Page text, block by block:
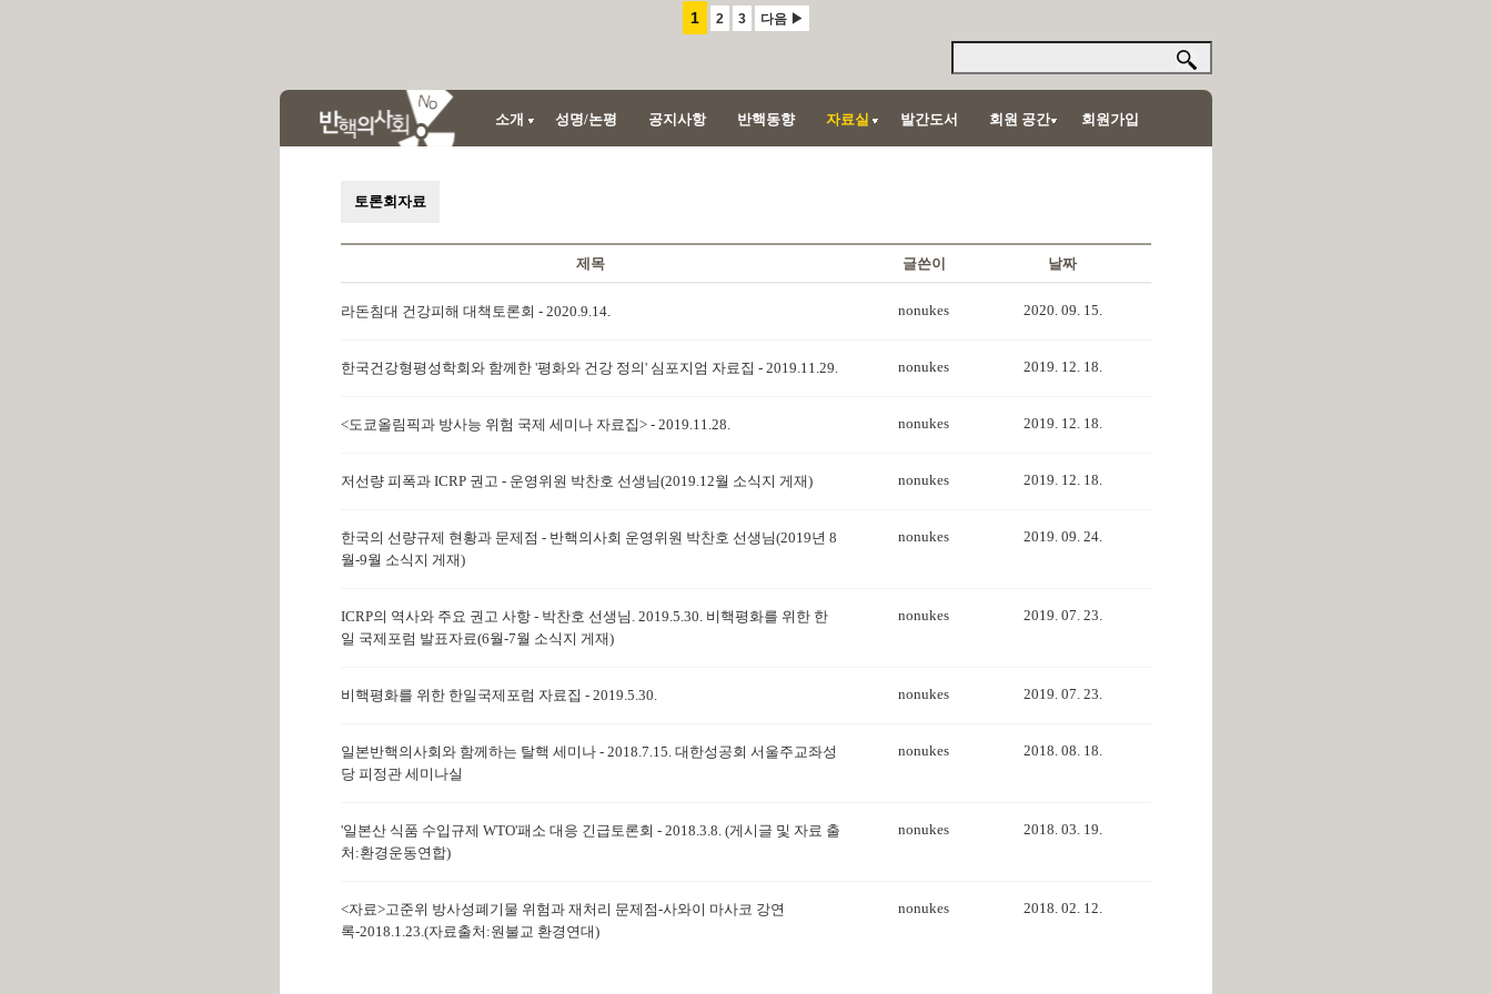
1 2 3 다음 ▶
소개 성명/논평 공지사항 반핵동향 자료실 발간도서 회원 공간 회원가입
토론회자료
제목 글쓴이 날짜
라돈침대 건강피해 대책토론회 - 2020.9.14. nonukes 2020. 09. 15.
한국건강형평성학회와 함께한 '평화와 건강 정의' 심포지엄 자료집 - 2019.11.29. nonukes 2019. 12. 18.
<도쿄올림픽과 방사능 위험 국제 세미나 자료집> - 2019.11.28. nonukes 2019. 12. 18.
저선량 피폭과 ICRP 권고 - 운영위원 박찬호 선생님(2019.12월 소식지 게재) nonukes 2019. 12. 18.
한국의 선량규제 현황과 문제점 - 반핵의사회 운영위원 박찬호 선생님(2019년 8
월-9월 소식지 게재)
nonukes 2019. 09. 24.
ICRP의 역사와 주요 권고 사항 - 박찬호 선생님. 2019.5.30. 비핵평화를 위한 한
일 국제포럼 발표자료(6월-7월 소식지 게재)
nonukes 2019. 07. 23.
비핵평화를 위한 한일국제포럼 자료집 - 2019.5.30. nonukes 2019. 07. 23.
일본반핵의사회와 함께하는 탈핵 세미나 - 2018.7.15. 대한성공회 서울주교좌성
당 피정관 세미나실
nonukes 2018. 08. 18.
'일본산 식품 수입규제 WTO'패소 대응 긴급토론회 - 2018.3.8. (게시글 및 자료 출
처:환경운동연합)
nonukes 2018. 03. 19.
<자료>고준위 방사성폐기물 위험과 재처리 문제점-사와이 마사코 강연
록-2018.1.23.(자료출처:원불교 환경연대)
nonukes 2018. 02. 12.